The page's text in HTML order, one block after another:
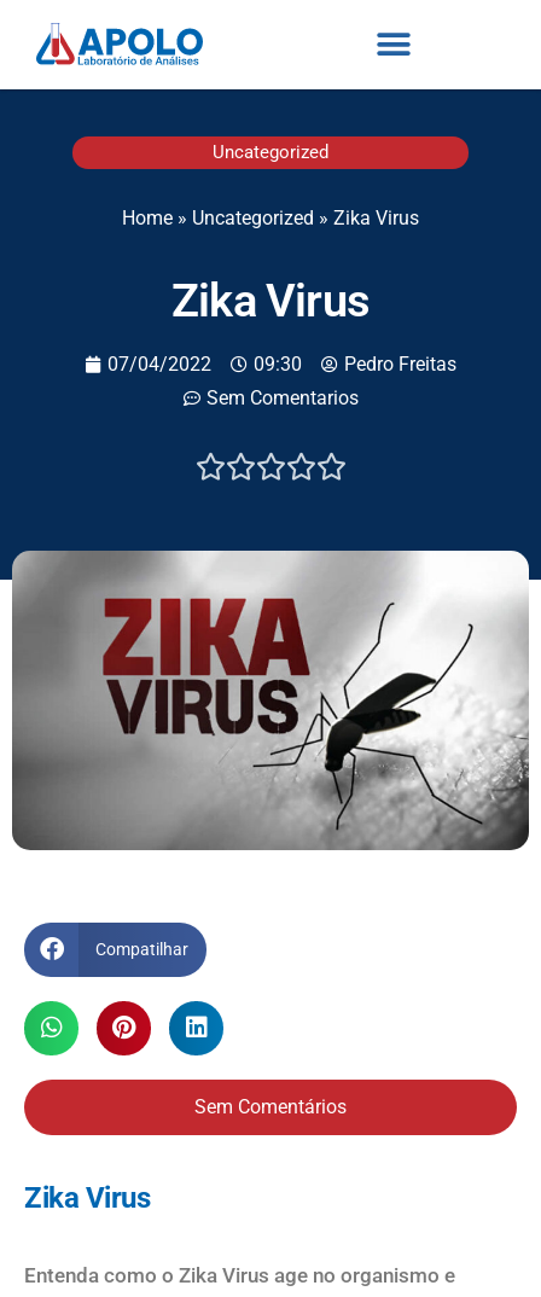
Uncategorized
Home » Uncategorized » Zika Virus
Zika Virus
07/04/2022 09:30
Pedro Freitas
Sem Comentarios

Compatilhar
Sem Comentários
Zika Virus
Entenda como o Zika Virus age no organismo e